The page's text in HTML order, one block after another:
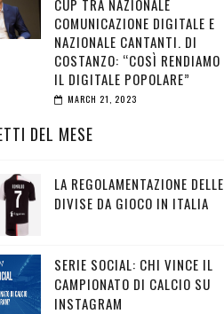
CUP TRA NAZIONALE
COMUNICAZIONE DIGITALE E
NAZIONALE CANTANTI. DI
COSTANZO: “COSÌ RENDIAMO
IL DIGITALE POPOLARE”
MARCH 21, 2023
DEL MESE
LA REGOLAMENTAZIONE DELLE
DIVISE DA GIOCO IN ITALIA
SERIE SOCIAL: CHI VINCE IL
CAMPIONATO DI CALCIO SU
INSTAGRAM